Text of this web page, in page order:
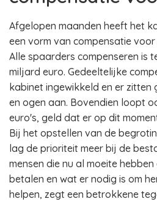
Afgelopen maanden heeft het
een vorm van compensatie
Alle spaarders compenseren is
miljard euro. Gedeeltelijke
kabinet ingewikkeld en er zitten
en ogen aan. Bovendien loopt
euro's, geld dat er op dit
Bij het opstellen van de
lag de prioriteit meer bij de
mensen die nu al moeite
betalen en wat er nodig is om
helpen, zegt een betrokkene